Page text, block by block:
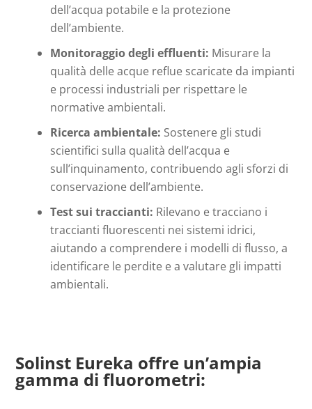
dell’acqua potabile e la protezione
dell’ambiente.
Monitoraggio degli effluenti: Misurare la
qualità delle acque reflue scaricate da impianti
e processi industriali per rispettare le
normative ambientali.
Ricerca ambientale: Sostenere gli studi
scientifici sulla qualità dell’acqua e
sull’inquinamento, contribuendo agli sforzi di
conservazione dell’ambiente.
Test sui traccianti: Rilevano e tracciano i
traccianti fluorescenti nei sistemi idrici,
aiutando a comprendere i modelli di flusso, a
identificare le perdite e a valutare gli impatti
ambientali.
Solinst Eureka offre un’ampia
gamma di fluorometri: